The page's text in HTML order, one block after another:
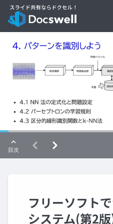
フリーソフト
システム(第2